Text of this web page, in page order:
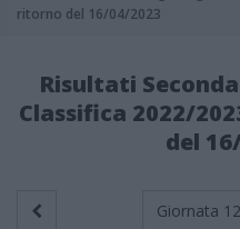
ritorno del 16/04/2023
Risultati
Classifica 2022/
del
Giornata 12